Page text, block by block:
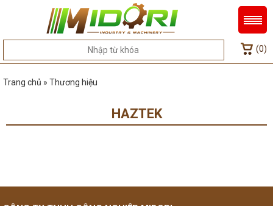
(0)
Trang chủ » Thương hiệu
HAZTEK